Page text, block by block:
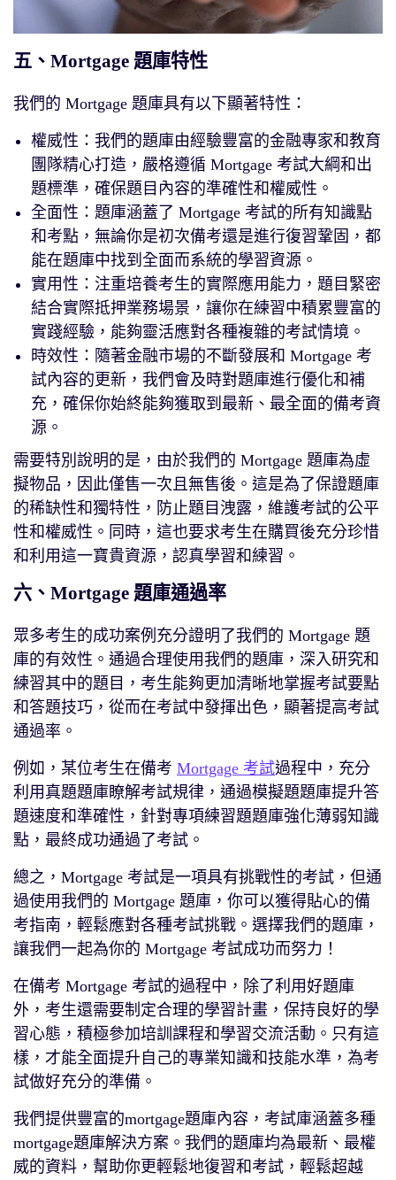
五、Mortgage 題庫特性
我們的 Mortgage 題庫具有以下顯著特性：
權威性：我們的題庫由經驗豐富的金融專家和教育
團隊精心打造，嚴格遵循 Mortgage 考試大綱和出
題標準，確保題目內容的準確性和權威性。
全面性：題庫涵蓋了 Mortgage 考試的所有知識點
和考點，無論你是初次備考還是進行復習鞏固，都
能在題庫中找到全面而系統的學習資源。
實用性：注重培養考生的實際應用能力，題目緊密
結合實際抵押業務場景，讓你在練習中積累豐富的
實踐經驗，能夠靈活應對各種複雜的考試情境。
時效性：隨著金融市場的不斷發展和 Mortgage 考
試內容的更新，我們會及時對題庫進行優化和補
充，確保你始終能夠獲取到最新、最全面的備考資
源。
需要特別說明的是，由於我們的 Mortgage 題庫為虛
擬物品，因此僅售一次且無售後。這是為了保證題庫
的稀缺性和獨特性，防止題目洩露，維護考試的公平
性和權威性。同時，這也要求考生在購買後充分珍惜
和利用這一寶貴資源，認真學習和練習。
六、Mortgage 題庫通過率
眾多考生的成功案例充分證明了我們的 Mortgage 題
庫的有效性。通過合理使用我們的題庫，深入研究和
練習其中的題目，考生能夠更加清晰地掌握考試要點
和答題技巧，從而在考試中發揮出色，顯著提高考試
通過率。
例如，某位考生在備考 Mortgage 考試過程中，充分
利用真題題庫瞭解考試規律，通過模擬題題庫提升答
題速度和準確性，針對專項練習題題庫強化薄弱知識
點，最終成功通過了考試。
總之，Mortgage 考試是一項具有挑戰性的考試，但通
過使用我們的 Mortgage 題庫，你可以獲得貼心的備
考指南，輕鬆應對各種考試挑戰。選擇我們的題庫，
讓我們一起為你的 Mortgage 考試成功而努力！
在備考 Mortgage 考試的過程中，除了利用好題庫
外，考生還需要制定合理的學習計畫，保持良好的學
習心態，積極參加培訓課程和學習交流活動。只有這
樣，才能全面提升自己的專業知識和技能水準，為考
試做好充分的準備。
我們提供豐富的mortgage題庫內容，考試庫涵蓋多種
mortgage題庫解決方案。我們的題庫均為最新、最權
威的資料，幫助你更輕鬆地復習和考試，輕鬆超越